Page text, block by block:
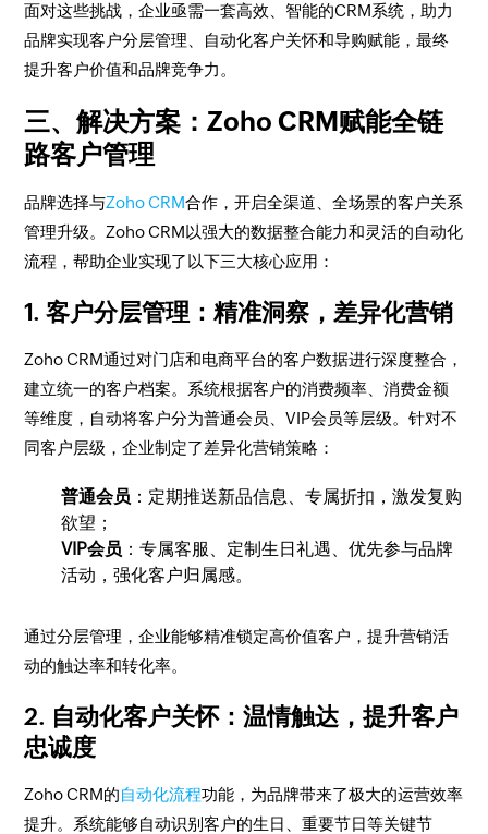
面对这些挑战，企业亟需一套高效、智能的CRM系统，助力
品牌实现客户分层管理、自动化客户关怀和导购赋能，最终
提升客户价值和品牌竞争力。
三、解决方案：Zoho CRM赋能全链
路客户管理
品牌选择与Zoho CRM合作，开启全渠道、全场景的客户关系
管理升级。Zoho CRM以强大的数据整合能力和灵活的自动化
流程，帮助企业实现了以下三大核心应用：
1. 客户分层管理：精准洞察，差异化营销
Zoho CRM通过对门店和电商平台的客户数据进行深度整合，
建立统一的客户档案。系统根据客户的消费频率、消费金额
等维度，自动将客户分为普通会员、VIP会员等层级。针对不
同客户层级，企业制定了差异化营销策略：
普通会员 ：定期推送新品信息、专属折扣，激发复购
欲望；
VIP会员 ：专属客服、定制生日礼遇、优先参与品牌
活动，强化客户归属感。
通过分层管理，企业能够精准锁定高价值客户，提升营销活
动的触达率和转化率。
2. 自动化客户关怀：温情触达，提升客户
忠诚度
Zoho CRM的自动化流程功能，为品牌带来了极大的运营效率
提升。系统能够自动识别客户的生日、重要节日等关键节